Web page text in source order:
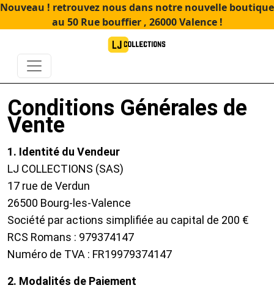
Nouveau ! retrouvez nous dans notre nouvelle boutique
au 50 Rue bouffier , 26000 Valence !
Conditions Générales de
Vente
1. Identité du Vendeur
LJ COLLECTIONS (SAS)
17 rue de Verdun
26500 Bourg-les-Valence
Société par actions simplifiée au capital de 200 €
RCS Romans : 979374147
Numéro de TVA : FR19979374147
2. Modalités de Paiement